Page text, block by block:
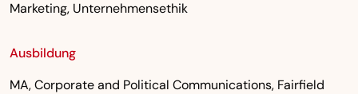
Marketing, Unternehmensethik
Ausbildung
MA, Corporate and Political Communications, Fairfield